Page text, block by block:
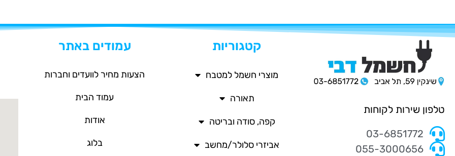
טלפון שירות לקוחות
03-6851772
055-3000656
קטגוריות
מוצרי חשמל למטבח
תאורה
קפה, סודה ובריטה
אביזרי סלולר/מחשב
עמודים באתר
הצעות מחיר לוועדים וחברות
עמוד הבית
אודות
בלוג